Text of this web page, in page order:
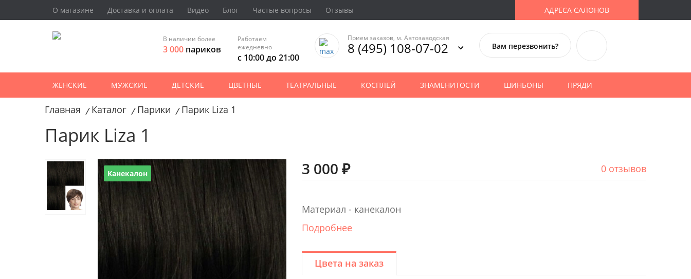
О магазине Доставка и оплата Видео Блог Частые вопросы Отзывы АДРЕСА САЛОНОВ
В наличии более
3 000 париков
Работаем
ежедневно
с 10:00 до 21:00
Прием заказов, м. Автозаводская
8 (495) 108-07-02 Вам перезвонить?
ЖЕНСКИЕ МУЖСКИЕ ДЕТСКИЕ ЦВЕТНЫЕ ТЕАТРАЛЬНЫЕ КОСПЛЕЙ ЗНАМЕНИТОСТИ ШИНЬОНЫ ПРЯДИ
Главная / Каталог / Парики / Парик Liza 1
Парик Liza 1
Канекалон 3 000 ₽ 0 отзывов
Материал - канекалон
Подробнее
Цвета на заказ